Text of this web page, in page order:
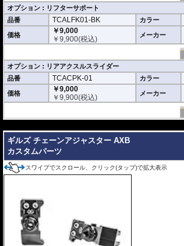
オプション : リフターサポート
品番
TCALFK01-BK カラー
価格
￥9,000
￥9,900(税込) メーカー
オプション : リアアクスルスライダー
品番
TCACPK-01 カラー
価格
￥9,000
￥9,900(税込) メーカー
ギルズ チェーンアジャスター AXB
カスタムパーツ
スワイプでスクロール、クリック(タップ)で拡大表示